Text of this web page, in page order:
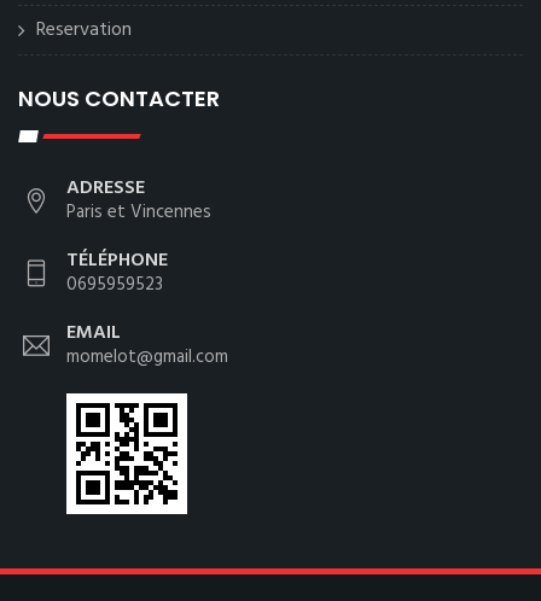
Reservation
NOUS CONTACTER
ADRESSE
Paris et Vincennes
TÉLÉPHONE
0695959523
EMAIL
momelot@gmail.com